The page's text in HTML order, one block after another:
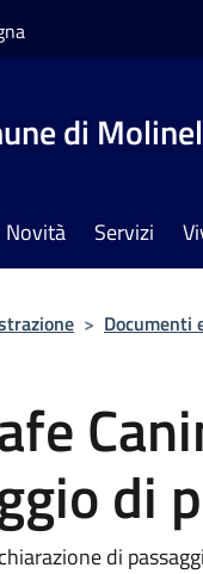
di
Novità Servizi
> Documenti
di
di